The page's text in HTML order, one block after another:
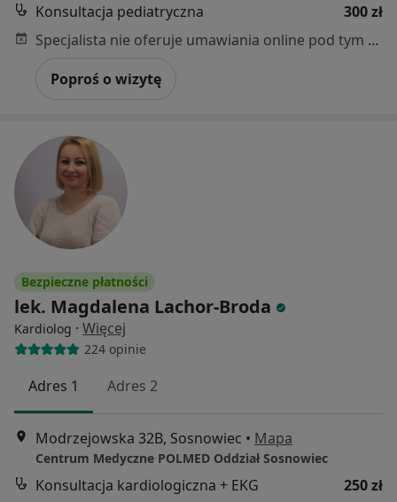
Konsultacja pediatryczna
300 zł
Specjalista nie oferuje umawiania online pod tym adresem.
Poproś o wizytę
Bezpieczne płatności
lek. Magdalena Lachor-Broda
Kardiolog · Więcej
224 opinie
Adres 1 Adres 2
Modrzejowska 32B, Sosnowiec • Mapa
Centrum Medyczne POLMED Oddział Sosnowiec
Konsultacja kardiologiczna + EKG
250 zł